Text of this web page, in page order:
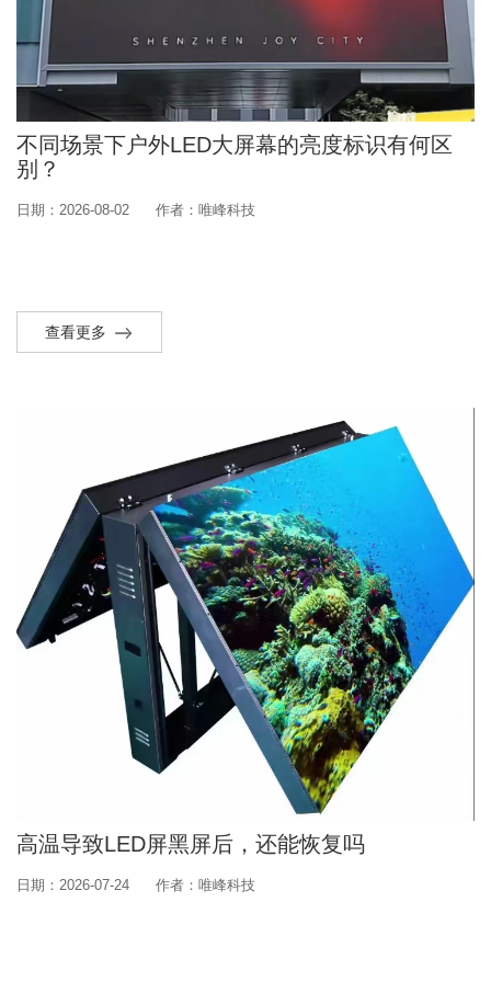
不同场景下户外LED大屏幕的亮度标识有何区
别？
日期：2026-08-02 作者：唯峰科技
查看更多
高温导致LED屏黑屏后，还能恢复吗
日期：2026-07-24 作者：唯峰科技